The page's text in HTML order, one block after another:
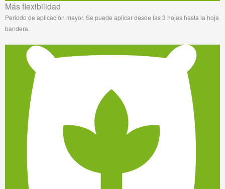
Más flexibilidad
Periodo de aplicación mayor. Se puede aplicar desde las 3 hojas hasta la hoja
bandera.